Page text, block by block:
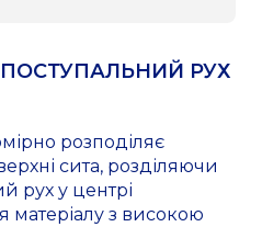
РУХ
розподіляє
сита, розділяючи
рух у центрі
матеріалу з високою